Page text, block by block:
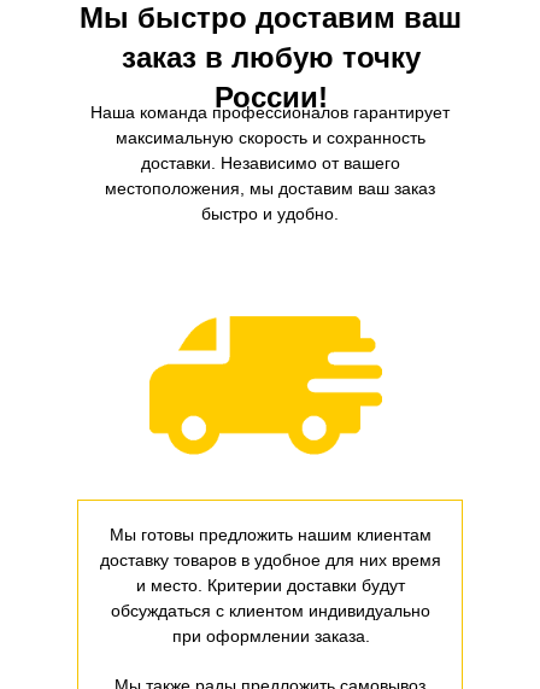
Мы быстро доставим ваш
заказ в любую точку
России!
Мы готовы предложить нашим клиентам
доставку товаров в удобное для них время
и место. Критерии доставки будут
обсуждаться с клиентом индивидуально
при оформлении заказа.
Наша команда профессионалов гарантирует
максимальную скорость и сохранность
доставки. Независимо от вашего
местоположения, мы доставим ваш заказ
быстро и удобно.